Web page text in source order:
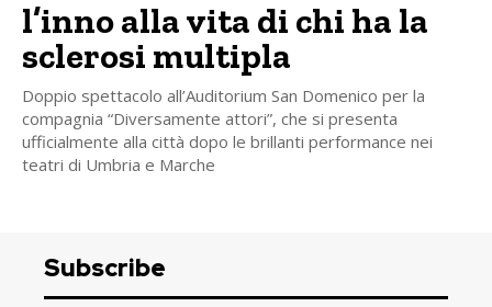
l’inno alla vita di chi ha la
sclerosi multipla
Doppio spettacolo all’Auditorium San Domenico per la
compagnia “Diversamente attori”, che si presenta
ufficialmente alla città dopo le brillanti performance nei
teatri di Umbria e Marche
Subscribe